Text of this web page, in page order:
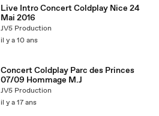
Live Intro Concert Coldplay Nice 24
Mai 2016
JV5 Production
il y a 10 ans
Concert Coldplay Parc des Princes
07/09 Hommage M.J
JV5 Production
il y a 17 ans